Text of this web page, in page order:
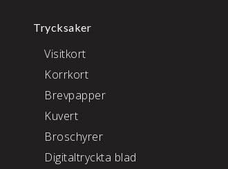
Trycksaker
Visitkort
Korrkort
Brevpapper
Kuvert
Broschyrer
Digitaltryckta blad